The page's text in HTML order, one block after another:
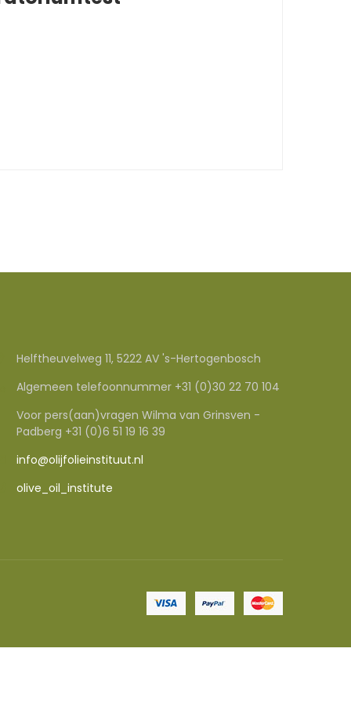
Helftheuvelweg 11, 5222 AV 's-Hertogenbosch
Algemeen telefoonnummer +31 (0)30 22 70 104
Voor pers(aan)vragen Wilma van Grinsven -
Padberg +31 (0)6 51 19 16 39
info@olijfolieinstituut.nl
olive_oil_institute